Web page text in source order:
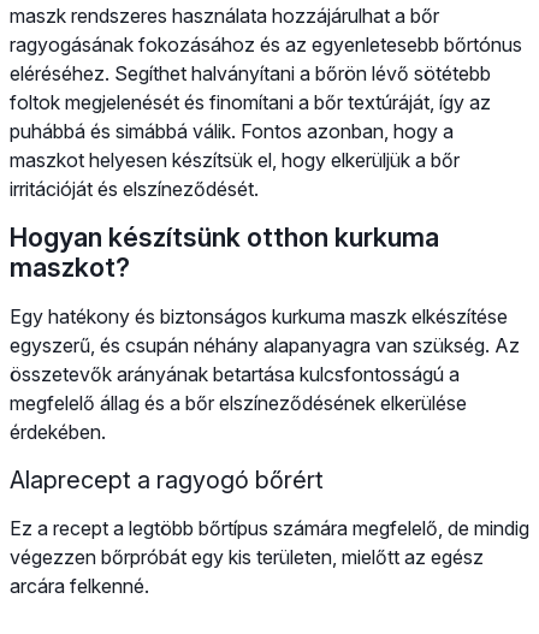
maszk rendszeres használata hozzájárulhat a bőr
ragyogásának fokozásához és az egyenletesebb bőrtónus
eléréséhez. Segíthet halványítani a bőrön lévő sötétebb
foltok megjelenését és finomítani a bőr textúráját, így az
puhábbá és simábbá válik. Fontos azonban, hogy a
maszkot helyesen készítsük el, hogy elkerüljük a bőr
irritációját és elszíneződését.
Hogyan készítsünk otthon kurkuma
maszkot?
Egy hatékony és biztonságos kurkuma maszk elkészítése
egyszerű, és csupán néhány alapanyagra van szükség. Az
összetevők arányának betartása kulcsfontosságú a
megfelelő állag és a bőr elszíneződésének elkerülése
érdekében.
Alaprecept a ragyogó bőrért
Ez a recept a legtöbb bőrtípus számára megfelelő, de mindig
végezzen bőrpróbát egy kis területen, mielőtt az egész
arcára felkenné.